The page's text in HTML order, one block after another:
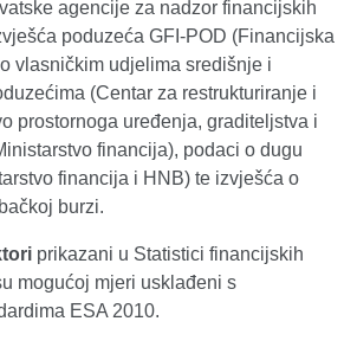
agencije za nadzor financijskih
poduzeća GFI-POD (Financijska
vlasničkim udjelima središnje i
(Centar za restrukturiranje i
prostornoga uređenja, graditeljstva i
financija), podaci o dugu
financija i HNB) te izvješća o
burzi.
prikazani u Statistici financijskih
mogućoj mjeri usklađeni s
ESA 2010.